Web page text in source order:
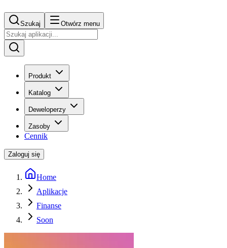
Szukaj Otwórz menu
Produkt
Katalog
Deweloperzy
Zasoby
Cennik
Zaloguj się
Home
Aplikacje
Finanse
Soon